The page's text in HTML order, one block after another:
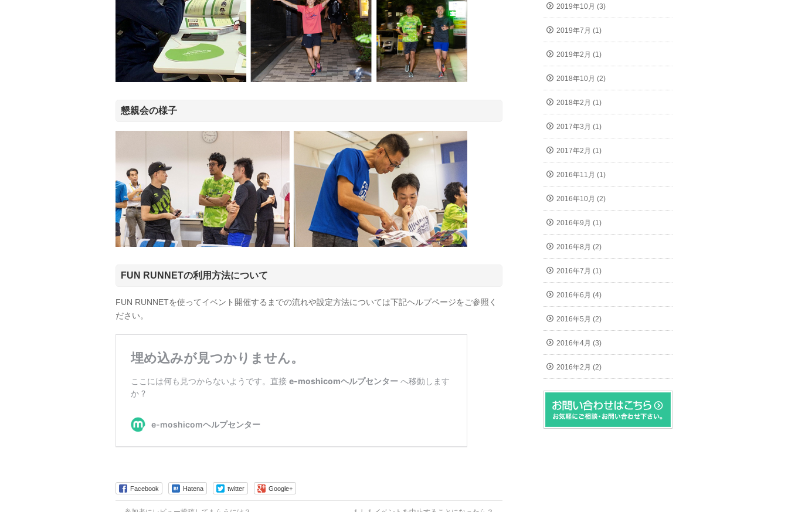
懇親会の様子
FUN RUNNETの利用方法について
FUN RUNNETを使ってイベント開催するまでの流れや設定方法については下記ヘルプページをご参照く
ださい。
Facebook Hatena twitter Google+
2019年10月 (3)
2019年7月 (1)
2019年2月 (1)
2018年10月 (2)
2018年2月 (1)
2017年3月 (1)
2017年2月 (1)
2016年11月 (1)
2016年10月 (2)
2016年9月 (1)
2016年8月 (2)
2016年7月 (1)
2016年6月 (4)
2016年5月 (2)
2016年4月 (3)
2016年2月 (2)